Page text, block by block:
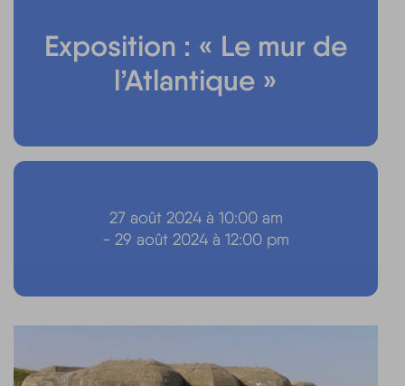
Exposition : « Le mur de
l’Atlantique »
27 août 2024 à 10:00 am
- 29 août 2024 à 12:00 pm